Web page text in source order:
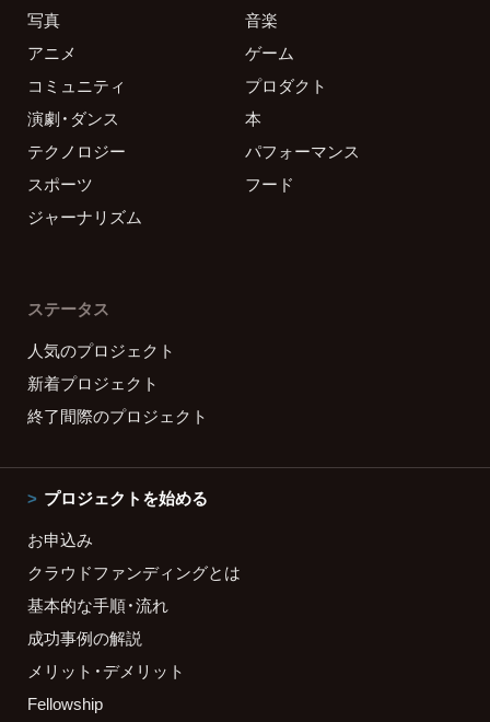
写真
音楽
アニメ
ゲーム
コミュニティ
プロダクト
演劇・ダンス
本
テクノロジー
パフォーマンス
スポーツ
フード
ジャーナリズム
ステータス
人気のプロジェクト
新着プロジェクト
終了間際のプロジェクト
プロジェクトを始める
お申込み
クラウドファンディングとは
基本的な手順・流れ
成功事例の解説
メリット・デメリット
Fellowship